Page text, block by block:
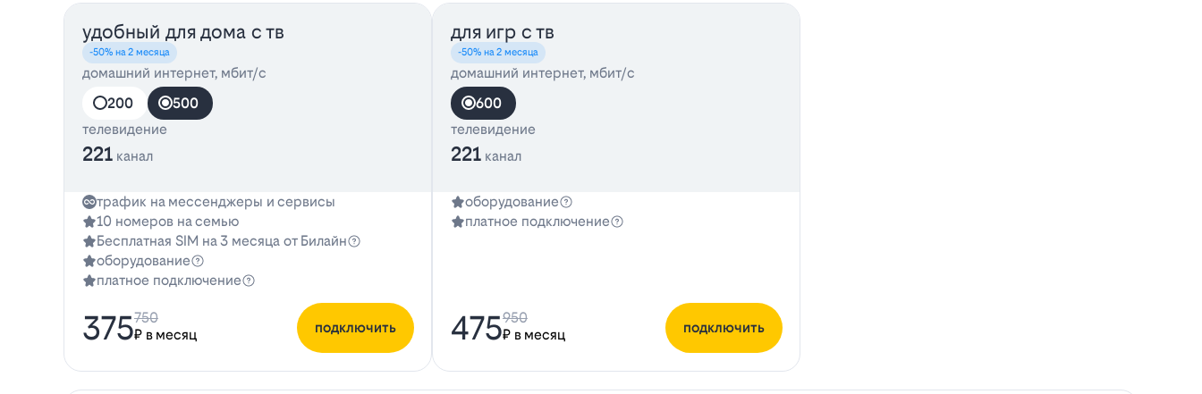
удобный для дома с тв
-50% на 2 месяца
домашний интернет, мбит/с
200
500
телевидение
221 канал
трафик на мессенджеры и сервисы
10 номеров на семью
Бесплатная SIM на 3 месяца от Билайн
оборудование
платное подключение
375₽ в месяц
750
подключить
для игр с тв
-50% на 2 месяца
домашний интернет, мбит/с
600
телевидение
221 канал
оборудование
платное подключение
475₽ в месяц
950
подключить